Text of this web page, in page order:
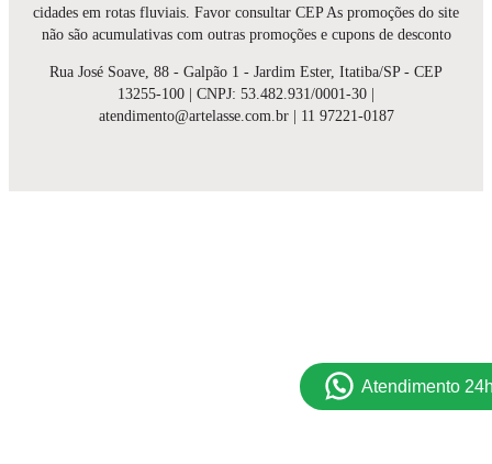
cidades em rotas fluviais. Favor consultar CEP As promoções do site
não são acumulativas com outras promoções e cupons de desconto
Rua José Soave, 88 - Galpão 1 - Jardim Ester, Itatiba/SP - CEP
13255-100 | CNPJ: 53.482.931/0001-30 |
atendimento@artelasse.com.br | 11 97221-0187
Atendimento